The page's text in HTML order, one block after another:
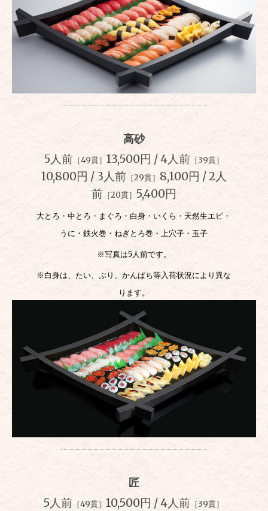
高砂
5人前 ［49貫］ 13,500円 / 4人前 ［39貫］
10,800円 / 3人前 ［29貫］ 8,100円 / 2人
前 ［20貫］ 5,400円
大とろ・中とろ・まぐろ・白身・いくら・天然生エビ・
うに・鉄火巻・ねぎとろ巻・上穴子・玉子
※写真は5人前です。
※白身は、たい、ぶり、かんぱち等入荷状況により異な
ります。
匠
5人前 ［49貫］ 10,500円 / 4人前 ［39貫］